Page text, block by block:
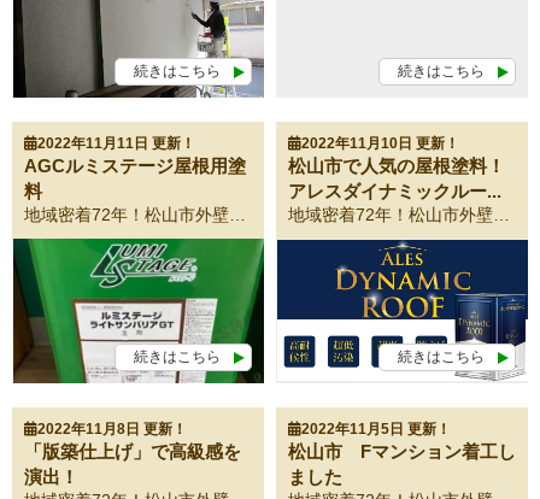
続きはこちら 続きはこちら
2022年11月11日 更新！
AGCルミステージ屋根用塗
料
続きはこちら
2022年11月10日 更新！
松山市で人気の屋根塗料！
アレスダイナミックルー...
続きはこちら
2022年11月8日 更新！
「版築仕上げ」で高級感を
演出！
2022年11月5日 更新！
松山市 Fマンション着工し
ました